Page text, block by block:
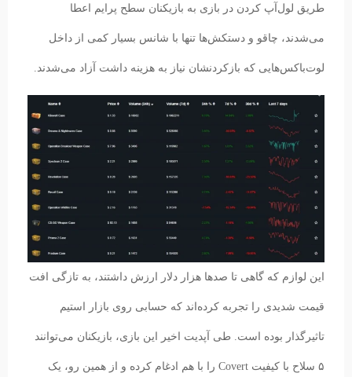
طریق لول‌آپ کردن در بازی به بازیکنان سطح پرایم اعطا
می‌شدند، چاقو و دستکش‌ها تنها با شانس بسیار کمی از داخل
لوت‌باکس‌هایی که بازکردنشان نیاز به هزینه داشت آزاد می‌شدند.
این لوازم که گاهی تا صدها هزار دلار ارزش داشتند، به تازگی افت
قیمت شدیدی را تجربه کرده‌اند که حسابی روی بازار استیم
تاثیرگذار بوده است. طی آپدیت اخیر این بازی، بازیکنان می‌توانند
۵ سلاح‌ با کیفیت Covert را با هم ادغام کرده و از همین رو،‌ یک